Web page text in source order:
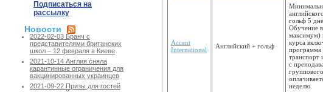
Подписаться на
рассылку
Новости
2022-02-03 Бранч с
представителями британских
школ – 12 февраля в Киеве
2021-10-14 Англия сняла
карантинные ограничения для
вакцинированных украинцев
2021-09-22 Призы для гостей
Accent
Internatio­nal
Английс­кий + гольф
гольф 5
Обучение
максимум)
курса
программа
транспорт
с
неделю.